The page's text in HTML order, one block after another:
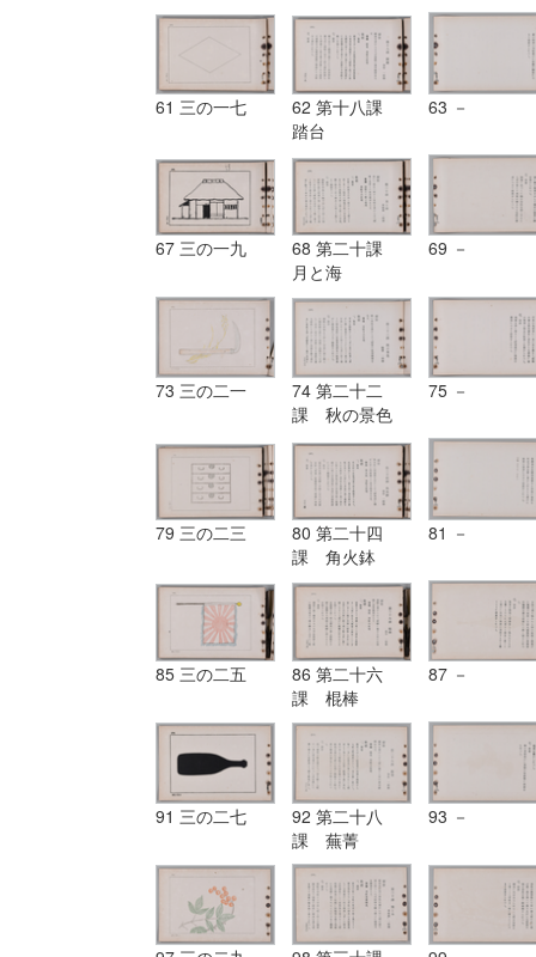
61 三の一七
62 第十八課
踏台
63 －
67 三の一九
68 第二十課
月と海
69 －
73 三の二一
74 第二十二
課 秋の景色
75 －
79 三の二三
80 第二十四
課 角火鉢
81 －
85 三の二五
86 第二十六
課 棍棒
87 －
91 三の二七
92 第二十八
課 蕪菁
93 －